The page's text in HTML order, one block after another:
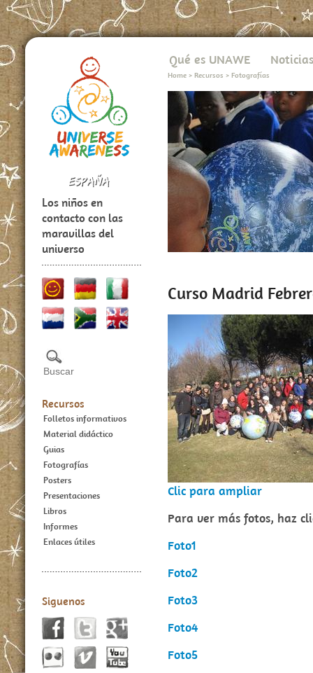
Los niños en
contacto con las
maravillas del
universo
Recursos
Folletos informativos
Material didáctico
Guias
Fotografías
Posters
Presentaciones
Libros
Informes
Enlaces útiles
Siguenos
Qué es UNAWE Noticias
Home > Recursos > Fotografías
Curso Madrid
Clic para ampliar
Para ver más fotos, haz
Foto1
Foto2
Foto3
Foto4
Foto5